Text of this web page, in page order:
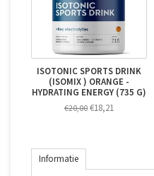
ISOTONIC SPORTS DRINK
(ISOMIX ) ORANGE -
HYDRATING ENERGY (735 G)
€20,00 €18,21
Informatie